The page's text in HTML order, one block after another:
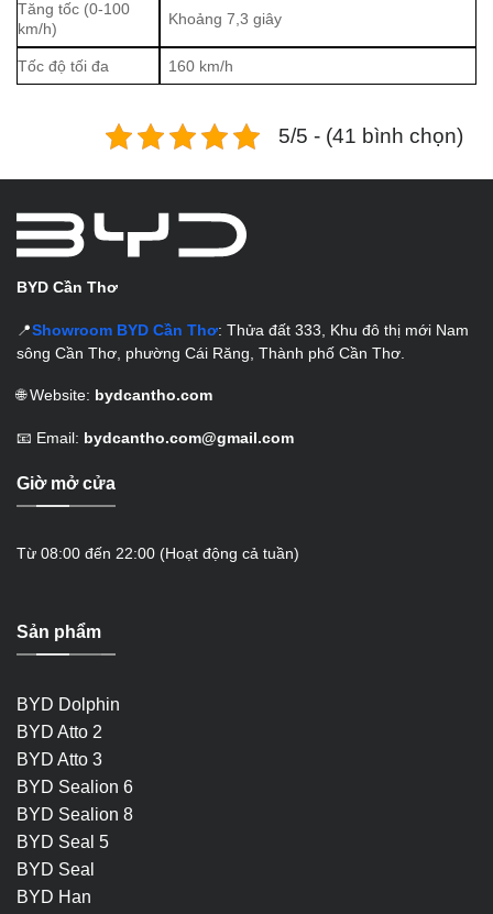
Tăng tốc (0-100
km/h)
Khoảng 7,3 giây
Tốc độ tối đa 160 km/h
5/5 - (41 bình chọn)
BYD Cần Thơ
📍Showroom BYD Cần Thơ: Thửa đất 333, Khu đô thị mới Nam
sông Cần Thơ, phường Cái Răng, Thành phố Cần Thơ.
🌐 Website: bydcantho.com
📧 Email: bydcantho.com@gmail.com
Giờ mở cửa
Từ 08:00 đến 22:00 (Hoạt động cả tuần)
Sản phẩm
BYD Dolphin
BYD Atto 2
BYD Atto 3
BYD Sealion 6
BYD Sealion 8
BYD Seal 5
BYD Seal
BYD Han